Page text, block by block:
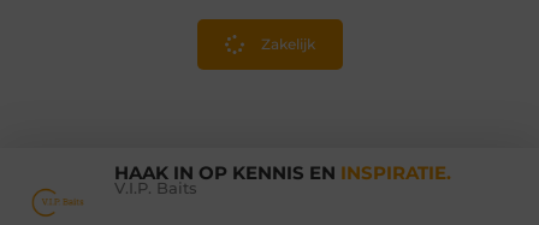
Zakelijk
HAAK IN OP KENNIS EN INSPIRATIE.
V.I.P. Baits